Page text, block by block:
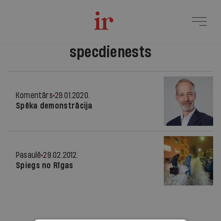
specdienests
Komentārs 29.01.2020.
Spēka demonstrācija
Pasaulē 29.02.2012.
Spiegs no Rīgas